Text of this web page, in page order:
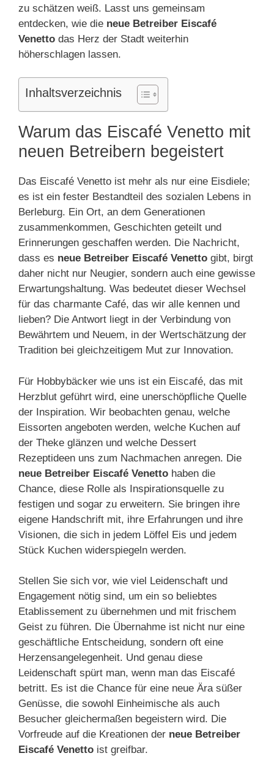
zu schätzen weiß. Lasst uns gemeinsam
entdecken, wie die neue Betreiber Eiscafé
Venetto das Herz der Stadt weiterhin
höherschlagen lassen.
Inhaltsverzeichnis
Warum das Eiscafé Venetto mit
neuen Betreibern begeistert
Das Eiscafé Venetto ist mehr als nur eine Eisdiele;
es ist ein fester Bestandteil des sozialen Lebens in
Berleburg. Ein Ort, an dem Generationen
zusammenkommen, Geschichten geteilt und
Erinnerungen geschaffen werden. Die Nachricht,
dass es neue Betreiber Eiscafé Venetto gibt, birgt
daher nicht nur Neugier, sondern auch eine gewisse
Erwartungshaltung. Was bedeutet dieser Wechsel
für das charmante Café, das wir alle kennen und
lieben? Die Antwort liegt in der Verbindung von
Bewährtem und Neuem, in der Wertschätzung der
Tradition bei gleichzeitigem Mut zur Innovation.
Für Hobbybäcker wie uns ist ein Eiscafé, das mit
Herzblut geführt wird, eine unerschöpfliche Quelle
der Inspiration. Wir beobachten genau, welche
Eissorten angeboten werden, welche Kuchen auf
der Theke glänzen und welche Dessert
Rezeptideen uns zum Nachmachen anregen. Die
neue Betreiber Eiscafé Venetto haben die
Chance, diese Rolle als Inspirationsquelle zu
festigen und sogar zu erweitern. Sie bringen ihre
eigene Handschrift mit, ihre Erfahrungen und ihre
Visionen, die sich in jedem Löffel Eis und jedem
Stück Kuchen widerspiegeln werden.
Stellen Sie sich vor, wie viel Leidenschaft und
Engagement nötig sind, um ein so beliebtes
Etablissement zu übernehmen und mit frischem
Geist zu führen. Die Übernahme ist nicht nur eine
geschäftliche Entscheidung, sondern oft eine
Herzensangelegenheit. Und genau diese
Leidenschaft spürt man, wenn man das Eiscafé
betritt. Es ist die Chance für eine neue Ära süßer
Genüsse, die sowohl Einheimische als auch
Besucher gleichermaßen begeistern wird. Die
Vorfreude auf die Kreationen der neue Betreiber
Eiscafé Venetto ist greifbar.